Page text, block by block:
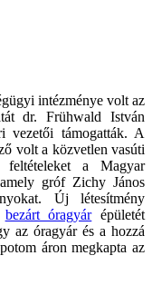
intézménye volt az
dr. Frühwald István
vezetői támogatták. A
volt a közvetlen vasúti
feltételeket a Magyar
gróf Zichy János
Új létesítmény
bezárt óragyárépületét
az óragyár és a hozzá
áron megkapta az